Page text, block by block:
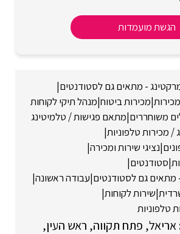
הגשת מועמדות
- מתאים גם לסטודנטים|
מכירות|מכירות ביטוח|מנהל תיקי לקוחות
משוחררים|מתאם פגישות / טלמיטינג
/ מכירות טלפוניות|
|נציגי שירות ומכירה|
|סטודנטים|
מתאים גם לסטודנטים|עבודה ראשונה|
|שירות לקוחות|
טלפוניות
אריאל פתח תקווה ראש העין